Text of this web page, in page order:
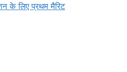
के लिए प्रथम मैरिट